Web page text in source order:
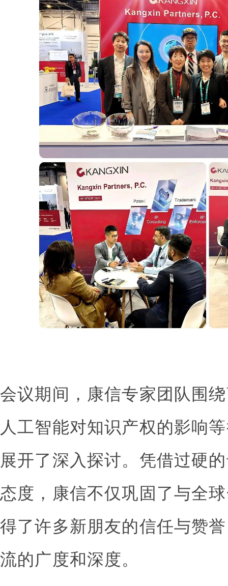
会议期间，康信专家团队围
人工智能对知识产权的影响
展开了深入探讨。凭借过硬
态度，康信不仅巩固了与全
得了许多新朋友的信任与赞
流的广度和深度。